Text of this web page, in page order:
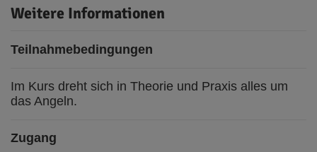
Weitere Informationen
Teilnahmebedingungen
Im Kurs dreht sich in Theorie und Praxis alles um
das Angeln.
Zugang